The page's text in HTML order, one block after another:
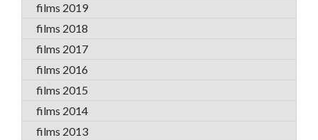
films 2019
films 2018
films 2017
films 2016
films 2015
films 2014
films 2013